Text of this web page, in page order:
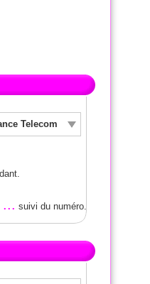
Telecom
suivi du numéro.